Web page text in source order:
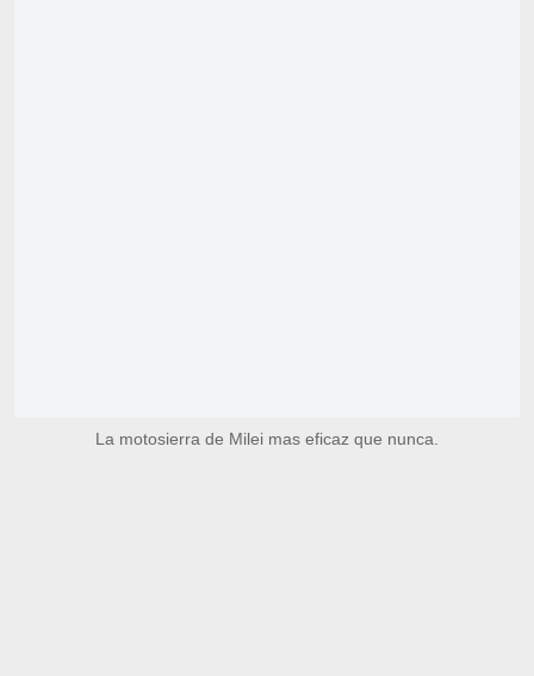
La motosierra de Milei mas eficaz que nunca.